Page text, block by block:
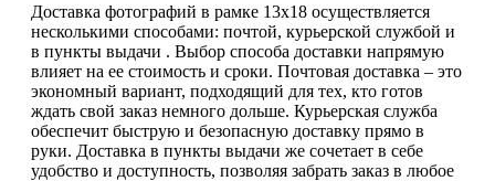
Доставка фотографий в рамке 13х18 осуществляется
несколькими способами: почтой, курьерской службой и
в пункты выдачи . Выбор способа доставки напрямую
влияет на ее стоимость и сроки. Почтовая доставка – это
экономный вариант, подходящий для тех, кто готов
ждать свой заказ немного дольше. Курьерская служба
обеспечит быструю и безопасную доставку прямо в
руки. Доставка в пункты выдачи же сочетает в себе
удобство и доступность, позволяя забрать заказ в любое